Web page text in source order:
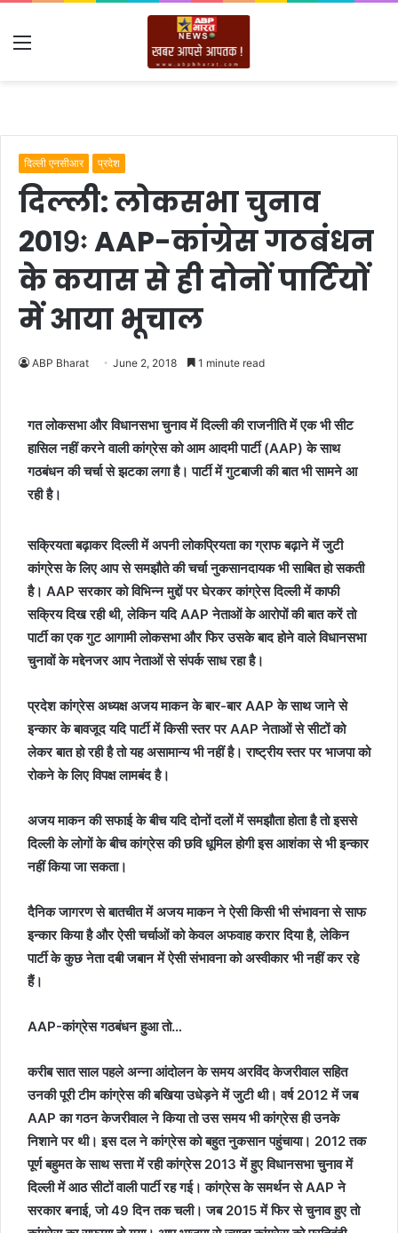
Menu
दिल्ली एनसीआर प्रदेश
दिल्ली: लोकसभा चुनाव
2019ः AAP-कांग्रेस गठबंधन
के कयास से ही दोनों पार्टियों
में आया भूचाल
ABP Bharat June 2, 2018 1 minute read
गत लोकसभा और विधानसभा चुनाव में दिल्ली की राजनीति में एक भी सीट
हासिल नहीं करने वाली कांग्रेस को आम आदमी पार्टी (AAP) के साथ
गठबंधन की चर्चा से झटका लगा है। पार्टी में गुटबाजी की बात भी सामने आ
रही है।
सक्रियता बढ़ाकर दिल्ली में अपनी लोकप्रियता का ग्राफ बढ़ाने में जुटी
कांग्रेस के लिए आप से समझौते की चर्चा नुकसानदायक भी साबित हो सकती
है। AAP सरकार को विभिन्न मुद्दों पर घेरकर कांग्रेस दिल्ली में काफी
सक्रिय दिख रही थी, लेकिन यदि AAP नेताओं के आरोपों की बात करें तो
पार्टी का एक गुट आगामी लोकसभा और फिर उसके बाद होने वाले विधानसभा
चुनावों के मद्देनजर आप नेताओं से संपर्क साध रहा है।
प्रदेश कांग्रेस अध्यक्ष अजय माकन के बार-बार AAP के साथ जाने से
इन्कार के बावजूद यदि पार्टी में किसी स्तर पर AAP नेताओं से सीटों को
लेकर बात हो रही है तो यह असामान्य भी नहीं है। राष्ट्रीय स्तर पर भाजपा को
रोकने के लिए विपक्ष लामबंद है।
अजय माकन की सफाई के बीच यदि दोनों दलों में समझौता होता है तो इससे
दिल्ली के लोगों के बीच कांग्रेस की छवि धूमिल होगी इस आशंका से भी इन्कार
नहीं किया जा सकता।
दैनिक जागरण से बातचीत में अजय माकन ने ऐसी किसी भी संभावना से साफ
इन्कार किया है और ऐसी चर्चाओं को केवल अफवाह करार दिया है, लेकिन
पार्टी के कुछ नेता दबी जबान में ऐसी संभावना को अस्वीकार भी नहीं कर रहे
हैं।
AAP-कांग्रेस गठबंधन हुआ तो…
करीब सात साल पहले अन्ना आंदोलन के समय अरविंद केजरीवाल सहित
उनकी पूरी टीम कांग्रेस की बखिया उधेड़ने में जुटी थी। वर्ष 2012 में जब
AAP का गठन केजरीवाल ने किया तो उस समय भी कांग्रेस ही उनके
निशाने पर थी। इस दल ने कांग्रेस को बहुत नुकसान पहुंचाया। 2012 तक
पूर्ण बहुमत के साथ सत्ता में रही कांग्रेस 2013 में हुए विधानसभा चुनाव में
दिल्ली में आठ सीटों वाली पार्टी रह गई। कांग्रेस के समर्थन से AAP ने
सरकार बनाई, जो 49 दिन तक चली। जब 2015 में फिर से चुनाव हुए तो